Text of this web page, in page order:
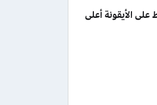
الأيقونة أعلى